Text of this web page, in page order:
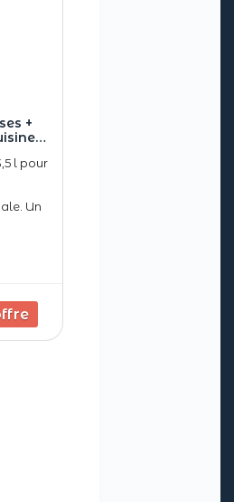
+
l pour
Un